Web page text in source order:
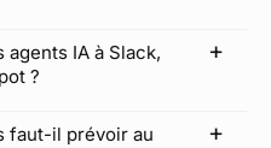
IA à Slack,
?
faut-il prévoir au